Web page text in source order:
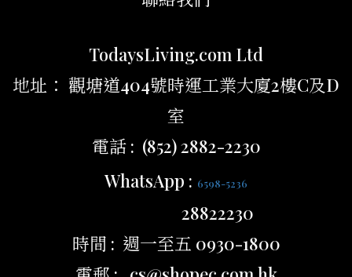
TodaysLiving.com Ltd
地址： 觀塘道404號時運工業大廈2樓C及D
室
電話 : (852) 2882-2230
WhatsApp : 6598-5236
28822230
時間 : 週一至五 0930-1800